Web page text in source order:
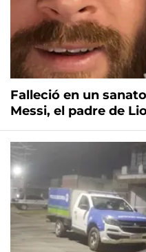
Falleció en un
Messi, el padre de